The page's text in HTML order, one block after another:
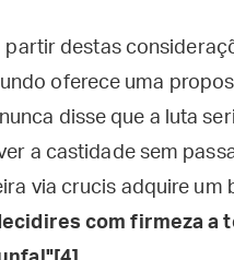
destas
oferece uma
disse que a luta
a castidade sem
via crucis adquire
com firmeza a